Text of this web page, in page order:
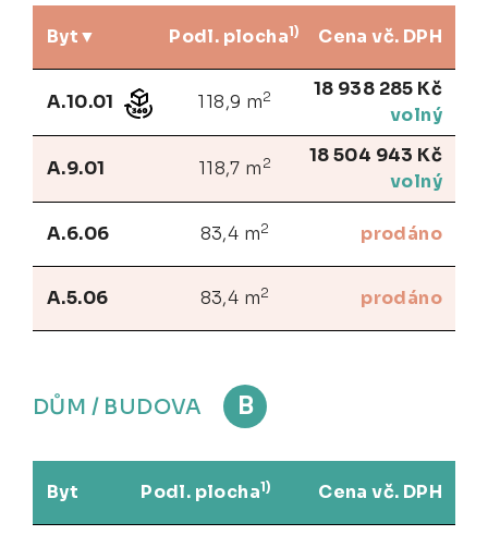
Byt Podl. plocha1) Cena vč. DPH
A.10.01 118,9 m2
18 938 285 Kč
volný
A.9.01 118,7 m 2
18 504 943 Kč
volný
A.6.06 83,4 m2 prodáno
A.5.06 83,4 m2 prodáno
DŮM / BUDOVA B
Byt Podl. plocha1) Cena vč. DPH